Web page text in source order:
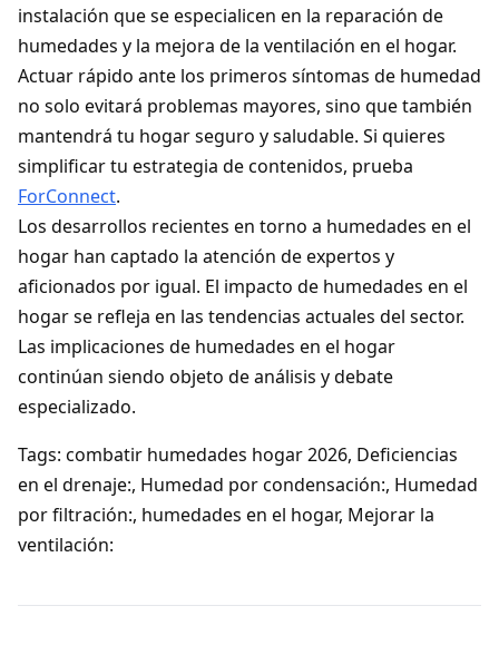
instalación que se especialicen en la reparación de
humedades y la mejora de la ventilación en el hogar.
Actuar rápido ante los primeros síntomas de humedad
no solo evitará problemas mayores, sino que también
mantendrá tu hogar seguro y saludable. Si quieres
simplificar tu estrategia de contenidos, prueba
ForConnect.
Los desarrollos recientes en torno a humedades en el
hogar han captado la atención de expertos y
aficionados por igual. El impacto de humedades en el
hogar se refleja en las tendencias actuales del sector.
Las implicaciones de humedades en el hogar
continúan siendo objeto de análisis y debate
especializado.
Tags: combatir humedades hogar 2026, Deficiencias
en el drenaje:, Humedad por condensación:, Humedad
por filtración:, humedades en el hogar, Mejorar la
ventilación: